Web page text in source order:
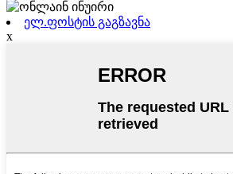
ელ.ფოსტის გაგზავნა
x